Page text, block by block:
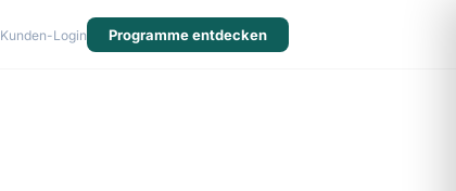
Kunden-Login Programme entdecken